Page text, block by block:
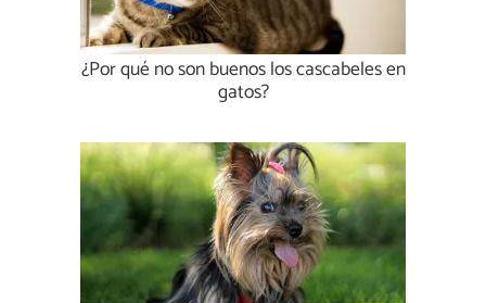
¿Por qué no son buenos los cascabeles en
gatos?